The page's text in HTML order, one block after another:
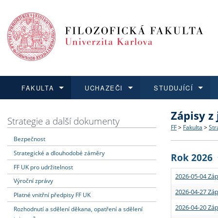
FAKULTA
Dozvědět se více
Struktura
Strategie
Podpora
UCHAZEČI
Podat přihlášku
Co
Učitelské
STUDUJÍCÍ
Dozvědět se více
Rigorózní
Dozvědět se více
O vědě a
Granty a
Dozvědět se více
Aktuální
Strategie a další dokumenty
Bezpečnost
Strategické a dlouhodobé záměry
FF UK pro udržitelnost
Výroční zprávy
Platné vnitřní předpisy FF UK
Rozhodnutí a sdělení děkana, opatření a sdělení
Zápisy
FF > Fakulta >
Rok 2026
2026-05-04
2026-04-27
2026-04-20